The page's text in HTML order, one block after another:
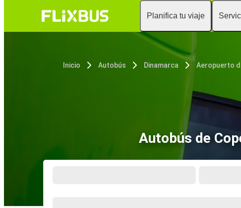
Planifica tu viaje
Inicio Autobús Dinamarca
Autobús de